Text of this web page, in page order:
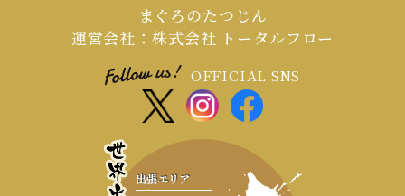
まぐろのたつじん
運営会社：株式会社 トータルフロー
OFFICIAL SNS
出張エリア